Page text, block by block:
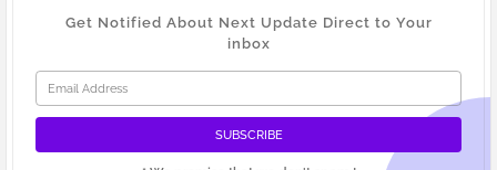
Get Notified About Next Update Direct to Your
inbox